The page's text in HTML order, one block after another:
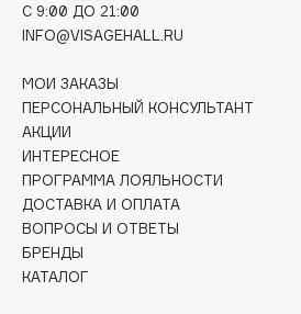
Clinique
Club De Nuit
Collagenina
Consly
Corimo
CosRX
Cottolina
Crescina
C 9:00 ДО 21:00
INFO@VISAGEHALL.RU
МОИ ЗАКАЗЫ
ПЕРСОНАЛЬНЫЙ КОНСУЛЬТАНТ
АКЦИИ
ИНТЕРЕСНОЕ
ПРОГРАММА ЛОЯЛЬНОСТИ
ДОСТАВКА И ОПЛАТА
ВОПРОСЫ И ОТВЕТЫ
БРЕНДЫ
КАТАЛОГ